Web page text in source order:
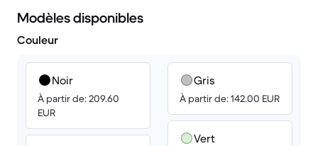
Modèles disponibles
Couleur
Noir
À partir de: 209.60
EUR
Gris
À partir de: 142.00 EUR
Vert